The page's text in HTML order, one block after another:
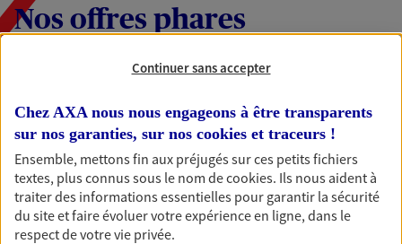
Nos offres phares
Réalisez vos projets grâce à votre épargne : achat
immobilier, études des enfants ou voyage autour
du monde… Épargnez à votre rythme et
simplement, selon votre profil.
Découvrir les offres Épargne
Continuer sans accepter
Chez AXA nous nous engageons à être transparents
sur nos garanties, sur nos cookies et traceurs !
Ensemble, mettons fin aux préjugés sur ces petits fichiers
textes, plus connus sous le nom decookies. Ils nous aident à
traiter des informations essentielles pour garantir la sécurité
du site et faire évoluer votre expérience en ligne, dans le
respect de votre vie privée.